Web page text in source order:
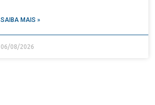
SAIBA MAIS »
06/08/2026